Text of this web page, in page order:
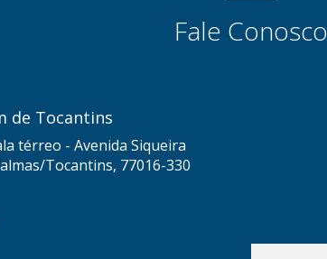
Fale Conosco
de Tocantins
térreo - Avenida Siqueira
Tocantins, 77016-330